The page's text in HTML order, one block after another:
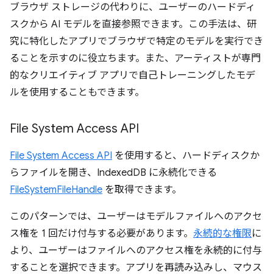
ブラウザ ストレージの代わりに、ユーザーのハードディ
スクから AI モデルを直接参照できます。この手法は、研
究に特化したアプリでブラウザで特定のモデルを実行でき
ることを示すのに役立ちます。また、アーティストが専門
的なクリエイティブ アプリで自己トレーニングしたモデ
ルを使用することもできます。
File System Access API
File System Access API を使用すると、ハードディスクか
らファイルを開き、IndexedDB に永続化できる
FileSystemFileHandle を取得できます。
このパターンでは、ユーザーはモデルファイルへのアクセ
ス権を 1 回だけ付与する必要があります。 永続的な権限に
より、ユーザーはファイルへのアクセス権を永続的に付与
することを選択できます。アプリを再読み込みし、マウス